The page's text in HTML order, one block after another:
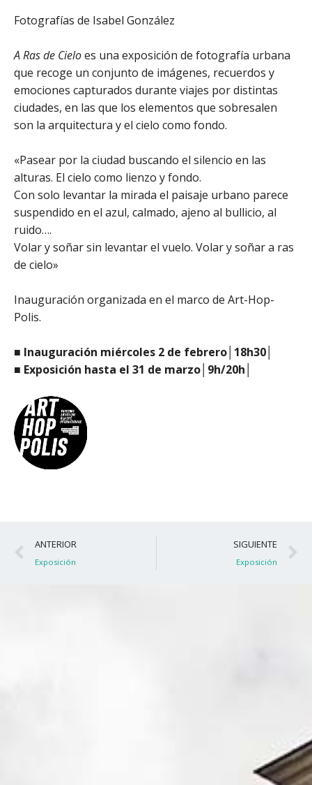
Fotografías de Isabel González
A Ras de Cieloes una exposición de fotografía urbana
que recoge un conjunto de imágenes, recuerdos y
emociones capturados durante viajes por distintas
ciudades, en las que los elementos que sobresalen
son la arquitectura y el cielo como fondo.
«Pasear por la ciudad buscando el silencio en las
alturas. El cielo como lienzo y fondo.
Con solo levantar la mirada el paisaje urbano parece
suspendido en el azul, calmado, ajeno al bullicio, al
ruido….
Volar y soñar sin levantar el vuelo. Volar y soñar a ras
de cielo»
Inauguración organizada en el marco de Art-Hop-
Polis.
■ Inauguración miércoles 2 de febrero│18h30│
■ Exposición hasta el 31 de marzo│9h/20h│
Ant
ANTERIOR
Exposición
SIGUIENTE
Exposición